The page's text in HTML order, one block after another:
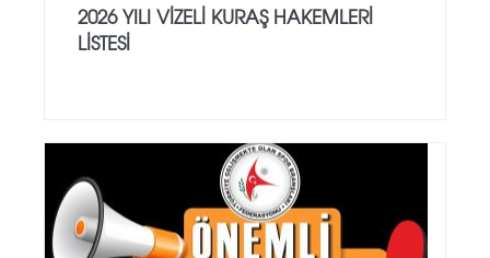
2026 YILI VİZELİ KURAŞ HAKEMLERİ
LİSTESİ